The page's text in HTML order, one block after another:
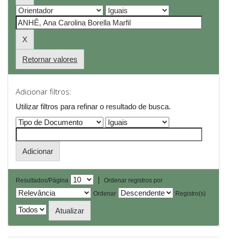
Retornar valores
Adicionar filtros:
Utilizar filtros para refinar o resultado de busca.
Resultados/Página |
Ordenar registros por
Ordenar
Registro(s)